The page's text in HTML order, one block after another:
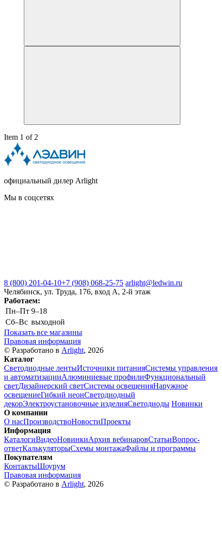
Item 1 of 2
официальный дилер Arlight
Мы в соцсетях
8 (800) 201-04-10+7 (908) 068-25-75 arlight@ledwin.ru
Челябинск, ул. Труда, 176, вход А, 2-й этаж
Работаем:
Пн–Пт 9–18
Сб–Вс выходной
Показать все магазины
Правовая информация
© Разработано в Arlight, 2026
Каталог
Светодиодные лентыИсточники питанияСистемы управления
и автоматизацииАлюминиевые профилиФункциональный
светДизайнерский светСистемы освещенияНаружное
освещениеГибкий неонСветодиодный
декорЭлектроустановочные изделияСветодиоды Новинки
О компании
О насПроизводствоНовостиПроекты
Информация
КаталогиВидеоНовинкиАрхив вебинаровСтатьиВопрос-
ответКалькуляторыСхемы монтажаФайлы и программы
Покупателям
КонтактыШоурум
Правовая информация
© Разработано в Arlight, 2026